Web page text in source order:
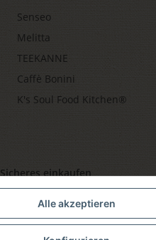
Alle akzeptieren
Senseo
Melitta
TEEKANNE
Caffè Bonini
K's Soul Food Kitchen®
Sicheres einkaufen